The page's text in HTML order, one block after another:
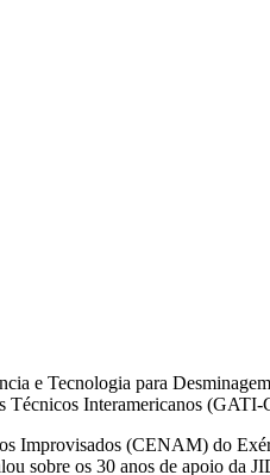
e Tecnologia para
Interamericanos
Improvisados (CENAM) do
os 30 anos de apoio da